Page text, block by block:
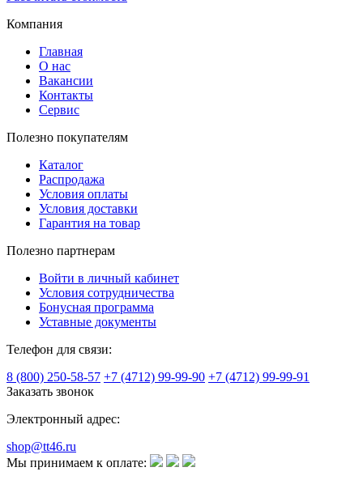
Компания
Главная
О нас
Вакансии
Контакты
Сервис
Полезно покупателям
Каталог
Распродажа
Условия оплаты
Условия доставки
Гарантия на товар
Полезно партнерам
Войти в личный кабинет
Условия сотрудничества
Бонусная программа
Уставные документы
Телефон для связи:
8 (800) 250-58-57 +7 (4712) 99-99-90 +7 (4712) 99-99-91
Заказать звонок
Электронный адрес:
shop@tt46.ru
Мы принимаем к оплате: